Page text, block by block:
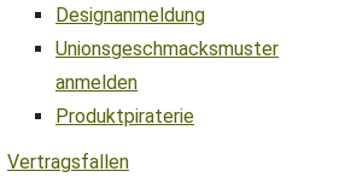
Designanmeldung
Unionsgeschmacksmuster
anmelden
Produktpiraterie
Vertragsfallen